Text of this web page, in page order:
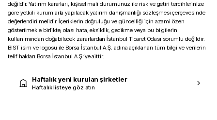
değildir. Yatırım kararları, kişisel mali durumunuz ile risk ve getiri tercihlerinize
göre yetkili kurumlarla yapılacak yatırım danışmanlığı sözleşmesi çerçevesinde
değerlendirilmelidir. İçeriklerin doğruluğu ve güncelliği için azami özen
gösterilmekle birlikte, olası hata, eksiklik, gecikme veya bu bilgilerin
kullanımından doğabilecek zararlardan İstanbul Ticaret Odası sorumlu değildir.
BIST isim ve logosu ile Borsa İstanbul A.Ş. adına açıklanan tüm bilgi ve verilerin
telif hakları Borsa İstanbul A.Ş.’ye aittir.
Haftalık yeni kurulan şirketler
Haftalık listeye göz atın